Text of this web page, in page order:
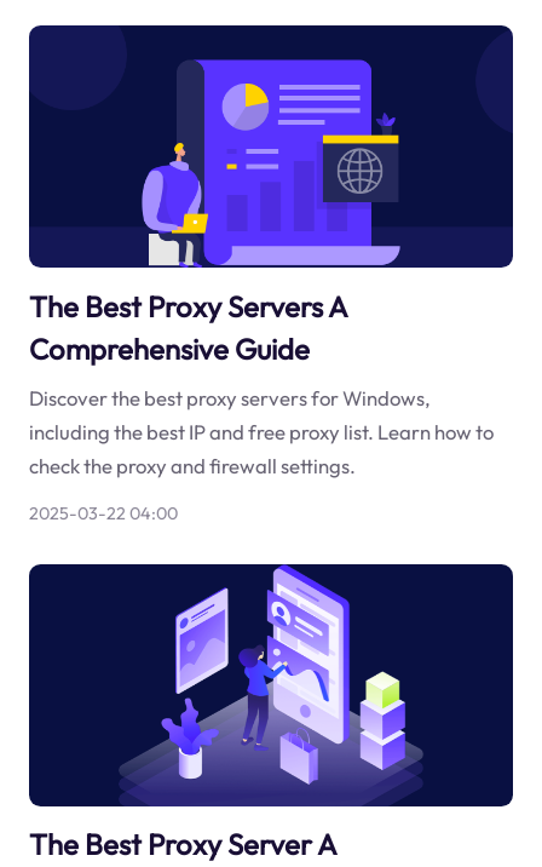
The Best Proxy Servers A
Comprehensive Guide
Discover the best proxy servers for Windows,
including the best IP and free proxy list. Learn how to
check the proxy and firewall settings.
2025-03-22 04:00
The Best Proxy Server A